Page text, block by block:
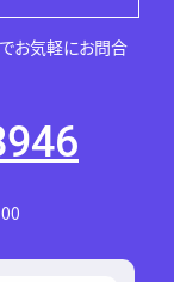
お気軽にお問合